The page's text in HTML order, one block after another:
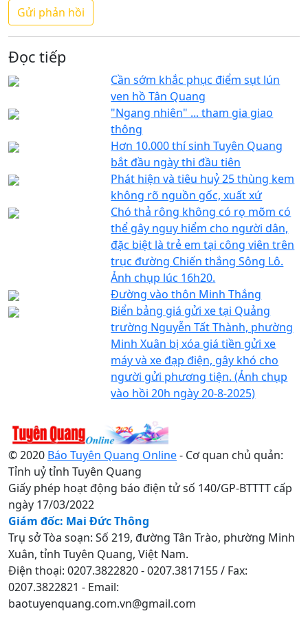
Đọc tiếp
Cần sớm khắc phục điểm sụt lún
ven hồ Tân Quang
"Ngang nhiên" ... tham gia giao
thông
Hơn 10.000 thí sinh Tuyên Quang
bắt đầu ngày thi đầu tiên
Phát hiện và tiêu huỷ 25 thùng kem
không rõ nguồn gốc, xuất xứ
Chó thả rông không có rọ mõm có
thể gây nguy hiểm cho người dân,
đặc biệt là trẻ em tại công viên trên
trục đường Chiến thắng Sông Lô.
Ảnh chụp lúc 16h20.
Đường vào thôn Minh Thắng
Biển bảng giá gửi xe tại Quảng
trường Nguyễn Tất Thành, phường
Minh Xuân bị xóa giá tiền gửi xe
máy và xe đạp điện, gây khó cho
người gửi phương tiện. (Ảnh chụp
vào hồi 20h ngày 20-8-2025)
© 2020 Báo Tuyên Quang Online- Cơ quan chủ quản:
Tỉnh uỷ tỉnh Tuyên Quang
Giấy phép hoạt động báo điện tử số 140/GP-BTTTT cấp
ngày 17/03/2022
Giám đốc: Mai Đức Thông
Trụ sở Tòa soạn: Số 219, đường Tân Trào, phường Minh
Xuân, tỉnh Tuyên Quang, Việt Nam.
Điện thoại: 0207.3822820 - 0207.3817155 / Fax:
0207.3822821 - Email:
baotuyenquang.com.vn@gmail.com